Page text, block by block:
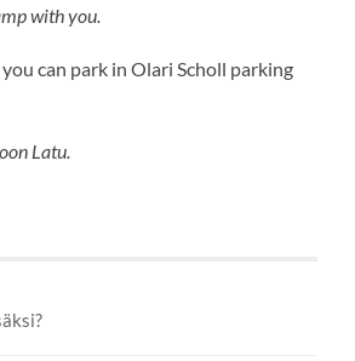
with you.
can park in Olari Scholl parking
Latu.